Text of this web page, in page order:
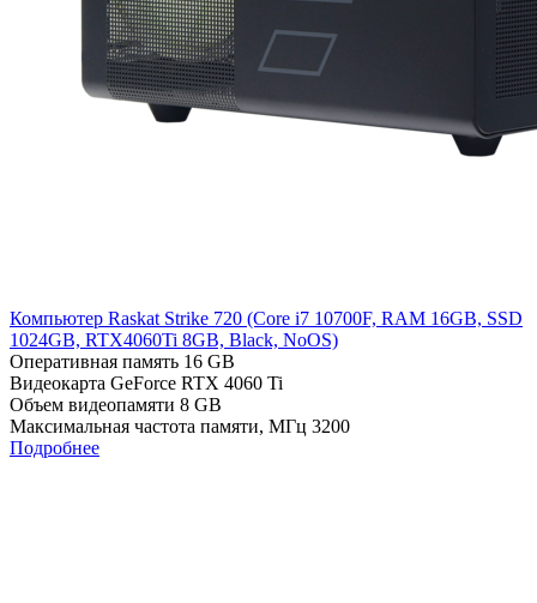
Компьютер Raskat Strike 720 (Cоre i7 10700F, RAM 16GB, SSD
1024GB, RTX4060Ti 8GB, Black, NoOS)
Оперативная память 16 GB
Видеокарта GeForce RTX 4060 Ti
Объем видеопамяти 8 GB
Максимальная частота памяти, МГц 3200
Подробнее